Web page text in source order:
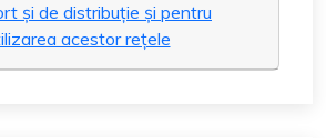
și de distribuție și pentru
acestor rețele